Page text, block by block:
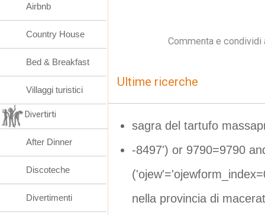
Commenta e
Ultime ricerche
sagra del tartufo
-8497') or 9790=9790
nella provincia di
Airbnb
Country House
Bed & Breakfast
Villaggi turistici
Divertirti
After Dinner
Discoteche
Divertimenti